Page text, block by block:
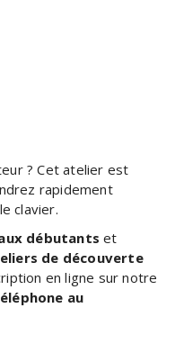
? Cet atelier est
rapidement
clavier.
débutants et
de découverte
en ligne sur notre
au